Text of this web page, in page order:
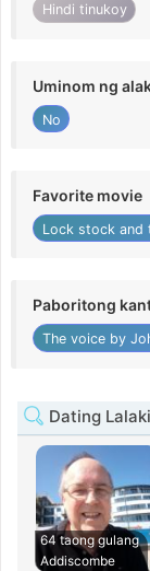
Hindi tinukoy
Uminom ng
No
Favorite movie
Lock stock and
Paboritong
The voice by
Dating
64 taong gulang
Addiscombe